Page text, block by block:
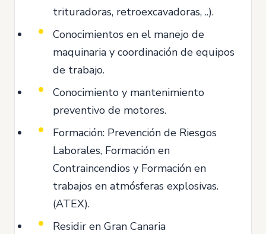
trituradoras, retroexcavadoras, ..).
Conocimientos en el manejo de
maquinaria y coordinación de equipos
de trabajo.
Conocimiento y mantenimiento
preventivo de motores.
Formación: Prevención de Riesgos
Laborales, Formación en
Contraincendios y Formación en
trabajos en atmósferas explosivas.
(ATEX).
Residir en Gran Canaria